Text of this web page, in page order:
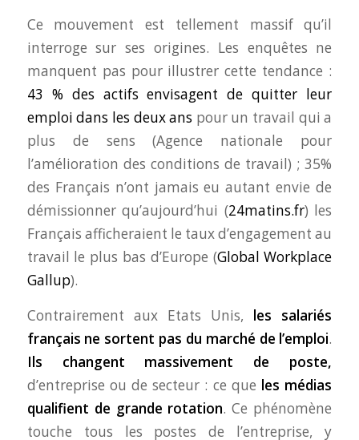
Ce mouvement est tellement massif qu’il
interroge sur ses origines. Les enquêtes ne
manquent pas pour illustrer cette tendance :
43 % des actifs envisagent de quitter leur
emploi dans les deux ans pour un travail qui a
plus de sens (Agence nationale pour
l’amélioration des conditions de travail) ; 35%
des Français n’ont jamais eu autant envie de
démissionner qu’aujourd’hui (24matins.fr) les
Français afficheraient le taux d’engagement au
travail le plus bas d’Europe (Global Workplace
Gallup).
Contrairement aux Etats Unis, les salariés
français ne sortent pas du marché de l’emploi.
Ils changent massivement de poste,
d’entreprise ou de secteur : ce que les médias
qualifient de grande rotation. Ce phénomène
touche tous les postes de l’entreprise, y